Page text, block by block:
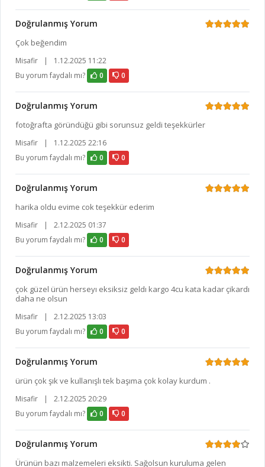
Doğrulanmış Yorum
Çok beğendim
Misafir |
1.12.2025 11:22
Bu yorum faydalı mı?
0 0
Doğrulanmış Yorum
fotoğrafta göründüğü gibi sorunsuz geldi teşekkürler
Misafir |
1.12.2025 22:16
Bu yorum faydalı mı?
0 0
Doğrulanmış Yorum
harika oldu evime cok teşekkür ederim
Misafir |
2.12.2025 01:37
Bu yorum faydalı mı?
0 0
Doğrulanmış Yorum
çok güzel ürün herseyı eksiksiz geldı kargo 4cu kata kadar çikardı
daha ne olsun
Misafir |
2.12.2025 13:03
Bu yorum faydalı mı?
0 0
Doğrulanmış Yorum
ürün çok şık ve kullanışlı tek başıma çok kolay kurdum .
Misafir |
2.12.2025 20:29
Bu yorum faydalı mı?
0 0
Doğrulanmış Yorum
Ürünün bazı malzemeleri eksikti. Sağolsun kuruluma gelen